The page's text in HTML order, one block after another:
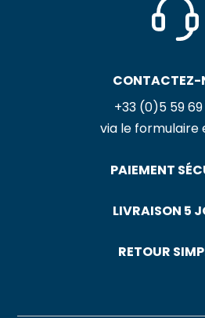
CONTACTEZ-
+33 (0)5 59 69
via le formulaire
PAIEMENT
LIVRAISON 5
RETOUR